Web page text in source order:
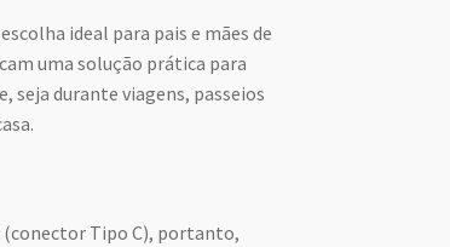
ideal para pais e mães de
uma solução prática para
durante viagens, passeios
(conector Tipo C), portanto,